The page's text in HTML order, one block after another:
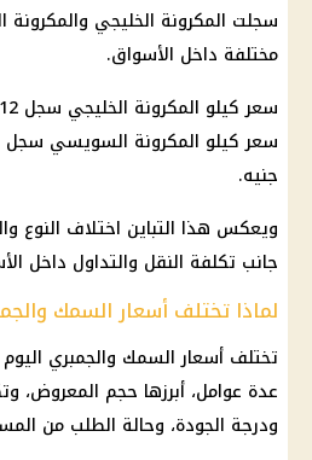
سجلت المكرونة الخليجي
مختلفة داخل الأسواق.
سعر كيلو المكرونة الخليجي سجل 117.12 جنيه.
جنيه.
ويعكس هذا التباين اختلاف النوع
جانب تكلفة النقل والتداول داخل
لماذا تختلف أسعار السمك
تختلف أسعار السمك والجمبري اليوم
عدة عوامل، أبرزها حجم المعروض،
ودرجة الجودة، وحالة الطلب من